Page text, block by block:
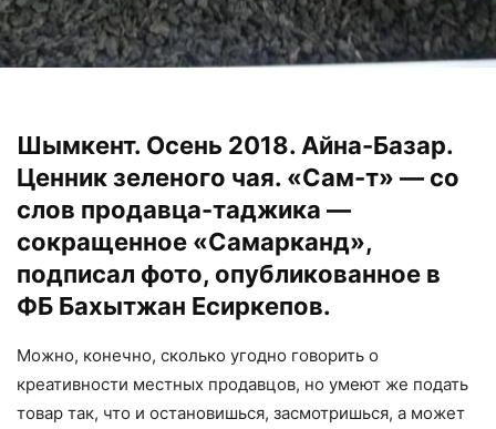
Шымкент. Осень 2018. Айна-Базар.
Ценник зеленого чая. «Сам-т» — со
слов продавца-таджика —
сокращенное «Самарканд»,
подписал фото, опубликованное в
ФБ Бахытжан Есиркепов.
Можно, конечно, сколько угодно говорить о
креативности местных продавцов, но умеют же подать
товар так, что и остановишься, засмотришься, а может